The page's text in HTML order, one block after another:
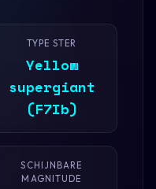
TYPE STER
Yellow
supergiant
(F7Ib)
SCHIJNBARE
MAGNITUDE